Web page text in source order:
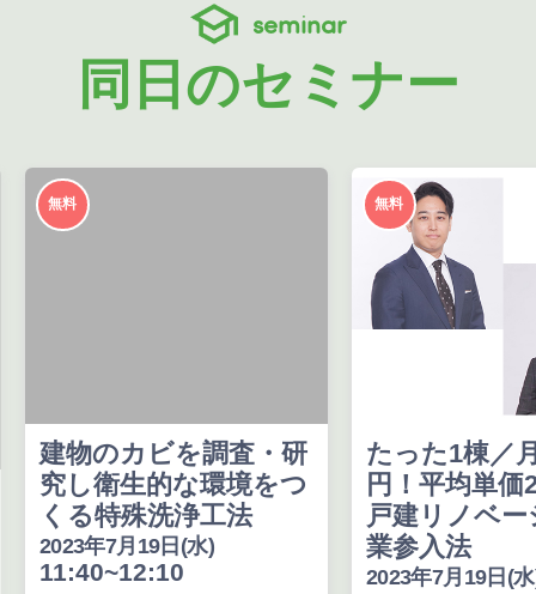
seminar
同日のセミナー
無料
建物のカビを調査・研
究し衛生的な環境をつ
くる特殊洗浄工法
2023年7月19日(水)
11:40~12:10
無料
たった1棟／
円！平均単価
戸建リノベ
業参入法
2023年7月19日(